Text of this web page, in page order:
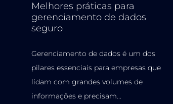
Melhores práticas para
gerenciamento de dados
seguro
Gerenciamento de dados é um dos
pilares essenciais para empresas que
lidam com grandes volumes de
informações e precisam...